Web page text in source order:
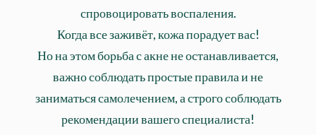
спровоцировать воспаления.
Когда все заживёт, кожа порадует вас!
Но на этом борьба с акне не останавливается,
важно соблюдать простые правила и не
заниматься самолечением, а строго соблюдать
рекомендации вашего специалиста!